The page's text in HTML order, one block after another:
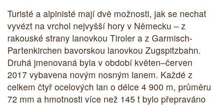
Turisté a alpinisté mají dvě možnosti, jak se nechat
vyvézt na vrchol nejvyšší hory v Německu – z
rakouské strany lanovkou Tiroler a z Garmisch-
Partenkirchen bavorskou lanovkou Zugspitzbahn.
Druhá jmenovaná byla v období květen–červen
2017 vybavena novým nosným lanem. Každé z
celkem čtyř ocelových lan o délce 4 900 m, průměru
72 mm a hmotnosti více než 145 t bylo přepraváno